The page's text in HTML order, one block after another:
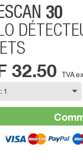
30
32.50 TVA